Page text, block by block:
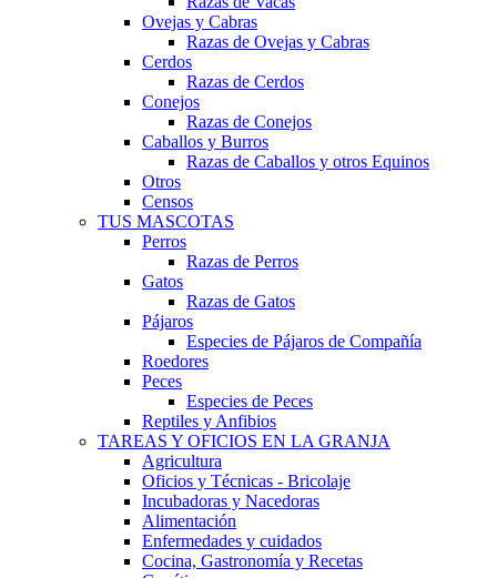
Ovejas y Cabras
Razas de Ovejas y Cabras
Cerdos
Razas de Cerdos
Conejos
Razas de Conejos
Caballos y Burros
Razas de Caballos y otros Equinos
Otros
Censos
TUS MASCOTAS
Perros
Razas de Perros
Gatos
Razas de Gatos
Pájaros
Especies de Pájaros de Compañía
Roedores
Peces
Especies de Peces
Reptiles y Anfibios
TAREAS Y OFICIOS EN LA GRANJA
Agricultura
Oficios y Técnicas - Bricolaje
Incubadoras y Nacedoras
Alimentación
Enfermedades y cuidados
Cocina, Gastronomía y Recetas